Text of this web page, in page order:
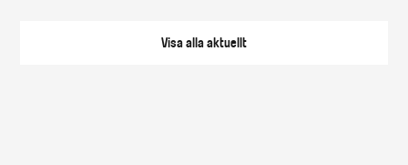
Visa allaaktuellt